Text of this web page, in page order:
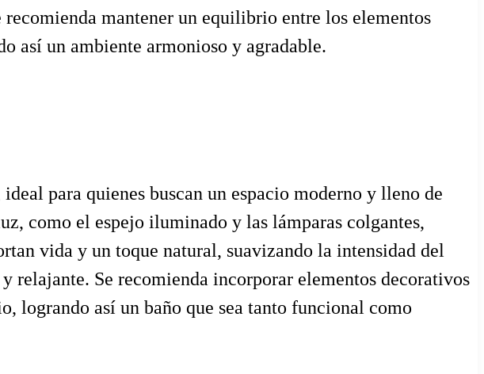
mantener un equilibrio entre los elementos
así un ambiente armonioso y agradable.
para quienes buscan un espacio moderno y lleno de
como el espejo iluminado y las lámparas colgantes,
vida y un toque natural, suavizando la intensidad del
relajante. Se recomienda incorporar elementos decorativos
logrando así un baño que sea tanto funcional como